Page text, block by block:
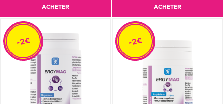
ACHETER ACHETER
-2€ -2€